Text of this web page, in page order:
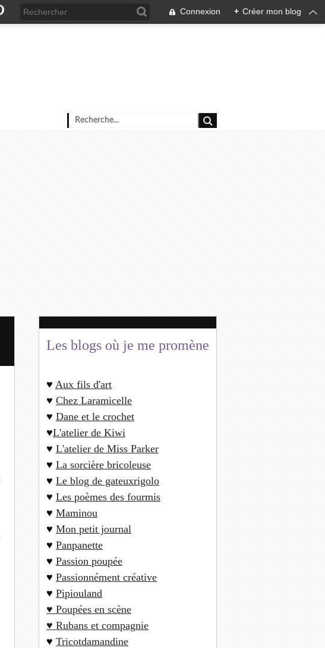
Connexion + Créer mon blog
Les blogs où je me promène
♥ Aux fils d'art
♥ Chez Laramicelle
♥ Dane et le crochet
♥L'atelier de Kiwi
♥ L'atelier de Miss Parker
♥ La sorcière bricoleuse
♥ Le blog de gateuxrigolo
♥ Les poèmes des fourmis
♥ Maminou
♥ Mon petit journal
♥ Panpanette
♥ Passion poupée
♥ Passionnément créative
♥ Pipiouland
♥ Poupées en scène
♥ Rubans et compagnie
♥ Tricotdamandine